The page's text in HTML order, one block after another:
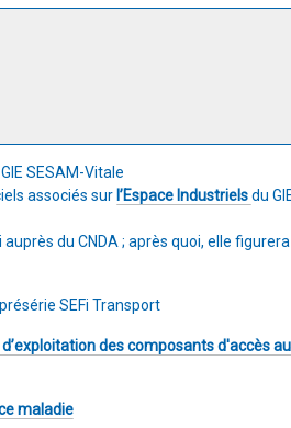
SESAM-Vitale
associés sur l’Espace Industrielsdu
du CNDA ; après quoi, elle
SEFi Transport
d’exploitation des composants d'accès
maladie